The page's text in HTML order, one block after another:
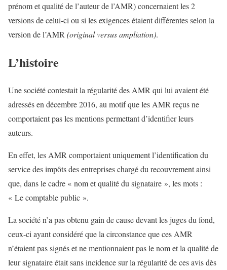
prénom et qualité de l’auteur de l’AMR) concernaient les 2
versions de celui-ci ou si les exigences étaient différentes selon la
version de l’AMR (original versus ampliation).
L’histoire
Une société contestait la régularité des AMR qui lui avaient été
adressés en décembre 2016, au motif que les AMR reçus ne
comportaient pas les mentions permettant d’identifier leurs
auteurs.
En effet, les AMR comportaient uniquement l’identification du
service des impôts des entreprises chargé du recouvrement ainsi
que, dans le cadre « nom et qualité du signataire », les mots :
« Le comptable public ».
La société n’a pas obtenu gain de cause devant les juges du fond,
ceux-ci ayant considéré que la circonstance que ces AMR
n’étaient pas signés et ne mentionnaient pas le nom et la qualité de
leur signataire était sans incidence sur la régularité de ces avis dès